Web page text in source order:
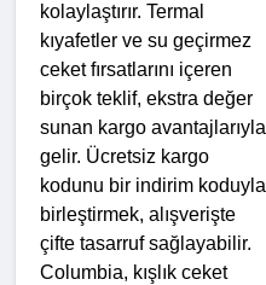
kolaylaştırır. Termal
kıyafetler ve su geçirmez
ceket fırsatlarını içeren
birçok teklif, ekstra değer
sunan kargo avantajlarıyla
gelir. Ücretsiz kargo
kodunu bir indirim koduyla
birleştirmek, alışverişte
çifte tasarruf sağlayabilir.
Columbia, kışlık ceket